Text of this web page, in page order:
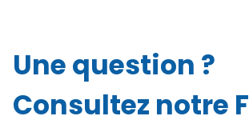
Une question ?
Consultez notre